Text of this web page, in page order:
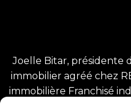
Joelle Bitar, présidente
immobilier agréé chez
immobilière Franchisé